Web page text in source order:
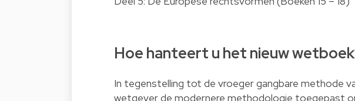
Hoe hanteert u het nieuw
In tegenstelling tot de vroeger gangbare methode
wetgever de modernere methodologie toegepast